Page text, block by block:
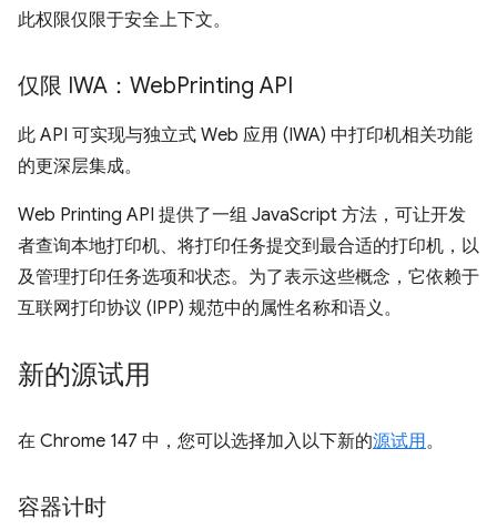
此权限仅限于安全上下文。
仅限 IWA：WebPrinting API
此 API 可实现与独立式 Web 应用 (IWA) 中打印机相关功能
的更深层集成。
Web Printing API 提供了一组 JavaScript 方法，可让开发
者查询本地打印机、将打印任务提交到最合适的打印机，以
及管理打印任务选项和状态。为了表示这些概念，它依赖于
互联网打印协议 (IPP) 规范中的属性名称和语义。
新的源试用
在 Chrome 147 中，您可以选择加入以下新的源试用。
容器计时